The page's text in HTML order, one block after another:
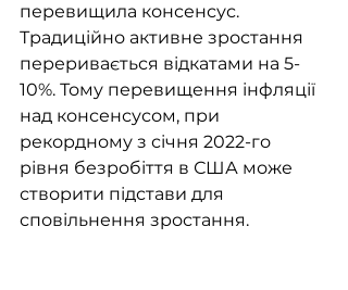
перевищила консенсус.
Традиційно активне зростання
переривається відкатами на 5-
10%. Тому перевищення інфляції
над консенсусом, при
рекордному з січня 2022-го
рівня безробіття в США може
створити підстави для
сповільнення зростання.